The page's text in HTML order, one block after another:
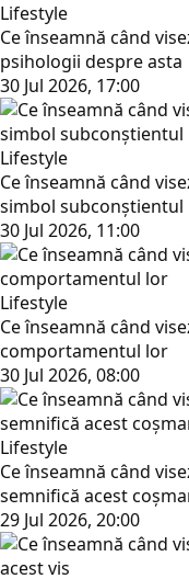
Lifestyle
Ce înseamnă când
psihologii despre asta
30 Jul 2026, 17:00
Lifestyle
Ce înseamnă când
simbol subconștientul
30 Jul 2026, 11:00
Lifestyle
Ce înseamnă când
comportamentul lor
30 Jul 2026, 08:00
Lifestyle
Ce înseamnă când
semnifică acest
29 Jul 2026, 20:00